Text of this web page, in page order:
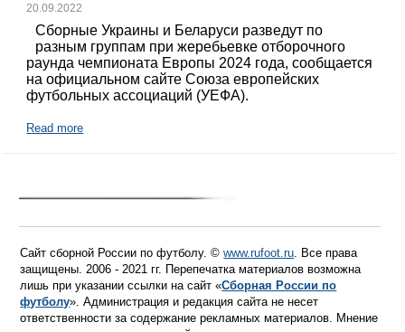
20.09.2022
Сборные Украины и Беларуси разведут по
разным группам при жеребьевке отборочного
раунда чемпионата Европы 2024 года, сообщается
на официальном сайте Союза европейских
футбольных ассоциаций (УЕФА).
Read more
Сайт сборной России по футболу. ©www.rufoot.ru. Все права
защищены. 2006 - 2021 гг. Перепечатка материалов возможна
лишь при указании ссылки на сайт «Сборная России по
футболу». Администрация и редакция сайта не несет
ответственности за содержание рекламных материалов. Мнение